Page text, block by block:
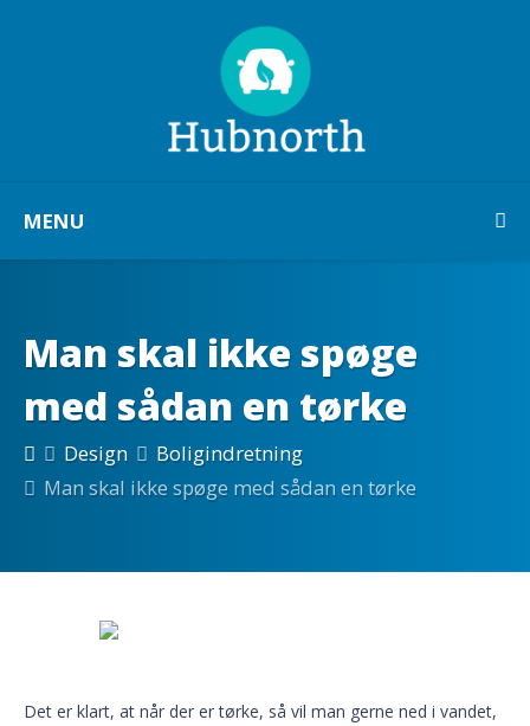
MENU
Man skal ikke spøge
med sådan en tørke
Design
Boligindretning
Man skal ikke spøge med sådan en tørke
Det er klart, at når der er tørke, så vil man gerne ned i vandet,